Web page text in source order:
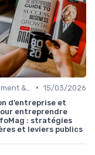
• 15/03/2026
d’entreprise et
entreprendre
: stratégies
et leviers publics